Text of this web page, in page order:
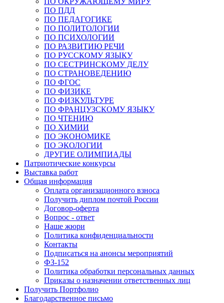
ПО ПДД
ПО ПЕДАГОГИКЕ
ПО ПОЛИТОЛОГИИ
ПО ПСИХОЛОГИИ
ПО РАЗВИТИЮ РЕЧИ
ПО РУССКОМУ ЯЗЫКУ
ПО СЕСТРИНСКОМУ ДЕЛУ
ПО СТРАНОВЕДЕНИЮ
ПО ФГОС
ПО ФИЗИКЕ
ПО ФИЗКУЛЬТУРЕ
ПО ФРАНЦУЗСКОМУ ЯЗЫКУ
ПО ЧТЕНИЮ
ПО ХИМИИ
ПО ЭКОНОМИКЕ
ПО ЭКОЛОГИИ
ДРУГИЕ ОЛИМПИАДЫ
Патриотические конкурсы
Выставка работ
Общая информация
Оплата организационного взноса
Получить диплом почтой России
Договор-оферта
Вопрос - ответ
Наше жюри
Политика конфиденциальности
Контакты
Подписаться на анонсы мероприятий
ФЗ-152
Политика обработки персональных данных
Приказы о назначении ответственных лиц
Получить Портфолио
Благодарственное письмо